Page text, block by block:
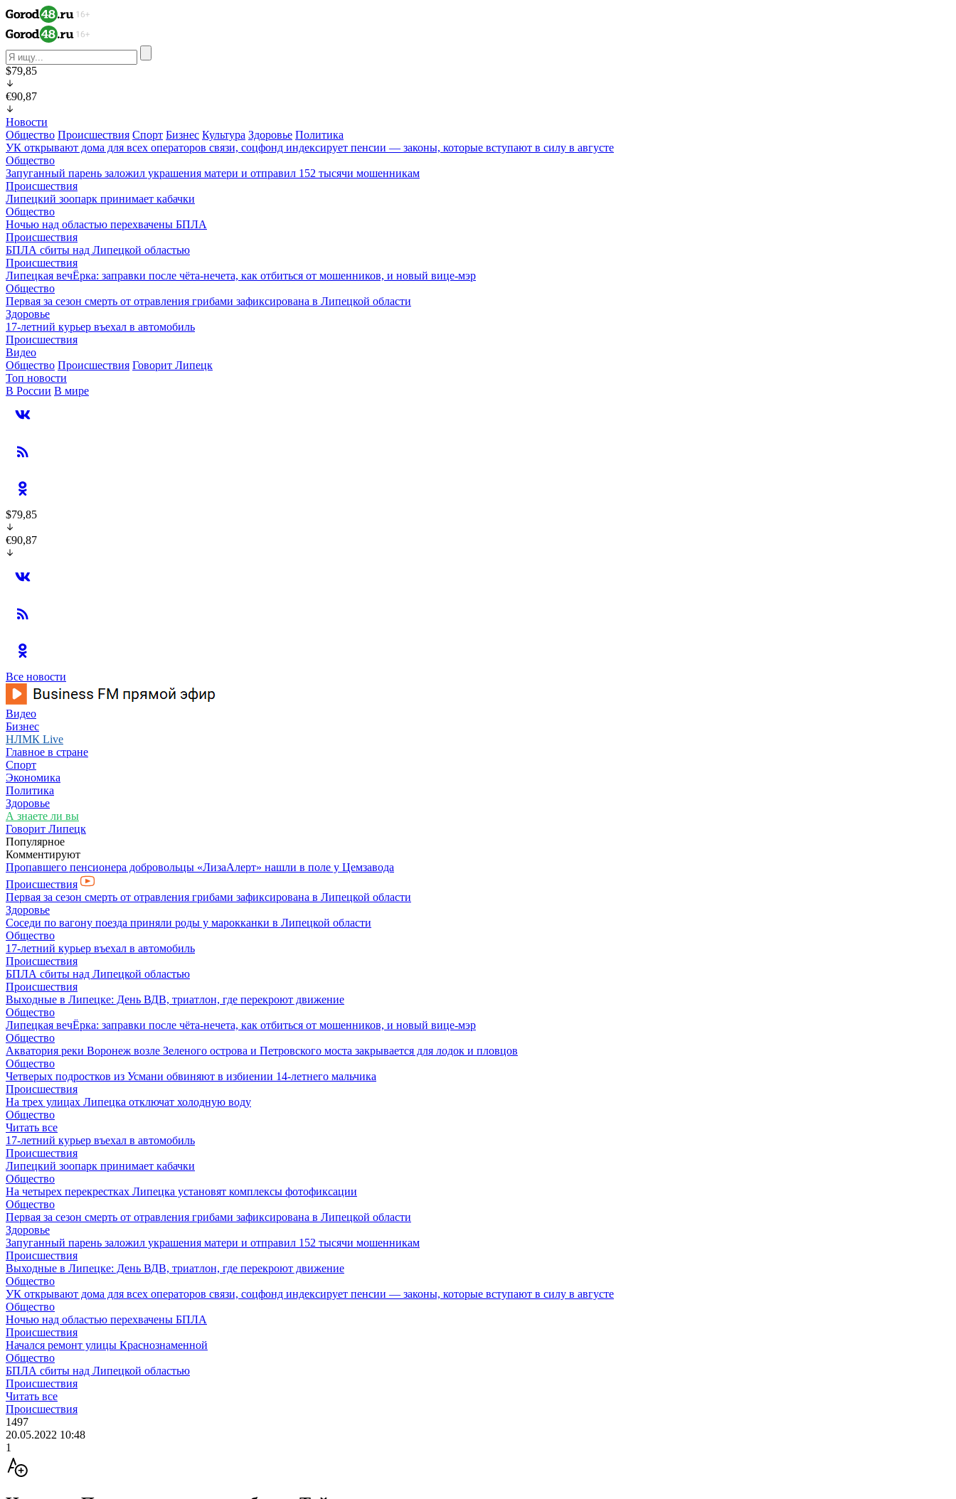
$79,85
€90,87
Новости
Общество Происшествия Спорт Бизнес Культура Здоровье Политика
УК открывают дома для всех операторов связи, соцфонд индексирует пенсии — законы, которые вступают в силу в августе
Общество
Запуганный парень заложил украшения матери и отправил 152 тысячи мошенникам
Происшествия
Липецкий зоопарк принимает кабачки
Общество
Ночью над областью перехвачены БПЛА
Происшествия
БПЛА сбиты над Липецкой областью
Происшествия
Липецкая вечЁрка: заправки после чёта-нечета, как отбиться от мошенников, и новый вице-мэр
Общество
Первая за сезон смерть от отравления грибами зафиксирована в Липецкой области
Здоровье
17-летний курьер въехал в автомобиль
Происшествия
Видео
Общество Происшествия Говорит Липецк
Топ новости
В России В мире
$79,85
€90,87
Все новости
Видео
Бизнес
НЛМК Live
Главное в стране
Спорт
Экономика
Политика
Здоровье
А знаете ли вы
Говорит Липецк
Популярное
Комментируют
Пропавшего пенсионера добровольцы «ЛизаАлерт» нашли в поле у Цемзавода
Происшествия
Первая за сезон смерть от отравления грибами зафиксирована в Липецкой области
Здоровье
Соседи по вагону поезда приняли роды у марокканки в Липецкой области
Общество
17-летний курьер въехал в автомобиль
Происшествия
БПЛА сбиты над Липецкой областью
Происшествия
Выходные в Липецке: День ВДВ, триатлон, где перекроют движение
Общество
Липецкая вечЁрка: заправки после чёта-нечета, как отбиться от мошенников, и новый вице-мэр
Общество
Акватория реки Воронеж возле Зеленого острова и Петровского моста закрывается для лодок и пловцов
Общество
Четверых подростков из Усмани обвиняют в избиении 14-летнего мальчика
Происшествия
На трех улицах Липецка отключат холодную воду
Общество
Читать все
17-летний курьер въехал в автомобиль
Происшествия
Липецкий зоопарк принимает кабачки
Общество
На четырех перекрестках Липецка установят комплексы фотофиксации
Общество
Первая за сезон смерть от отравления грибами зафиксирована в Липецкой области
Здоровье
Запуганный парень заложил украшения матери и отправил 152 тысячи мошенникам
Происшествия
Выходные в Липецке: День ВДВ, триатлон, где перекроют движение
Общество
УК открывают дома для всех операторов связи, соцфонд индексирует пенсии — законы, которые вступают в силу в августе
Общество
Ночью над областью перехвачены БПЛА
Происшествия
Начался ремонт улицы Краснознаменной
Общество
БПЛА сбиты над Липецкой областью
Происшествия
Читать все
Происшествия
1497
20.05.2022 10:48
1